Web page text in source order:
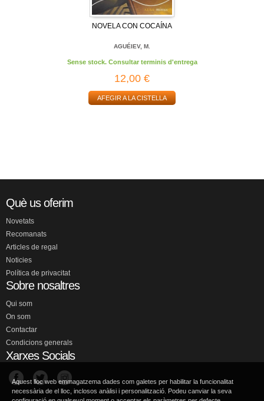
NOVELA CON COCAÍNA
AGUÉIEV, M.
Sense stock. Consultar terminis d'entrega
12,00 €
AFEGIR A LA CISTELLA
Què us oferim
Novetats
Recomanats
Articles de regal
Noticies
Política de privacitat
Sobre nosaltres
Qui som
On som
Contactar
Condicions generals
Xarxes Socials
Aquest lloc web emmagatzema dades com galetes per habilitar la funcionalitat
necessària de el lloc, inclosos anàlisi i personalització. Podeu canviar la seva